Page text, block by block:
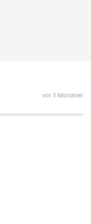
vor 3 Monaten